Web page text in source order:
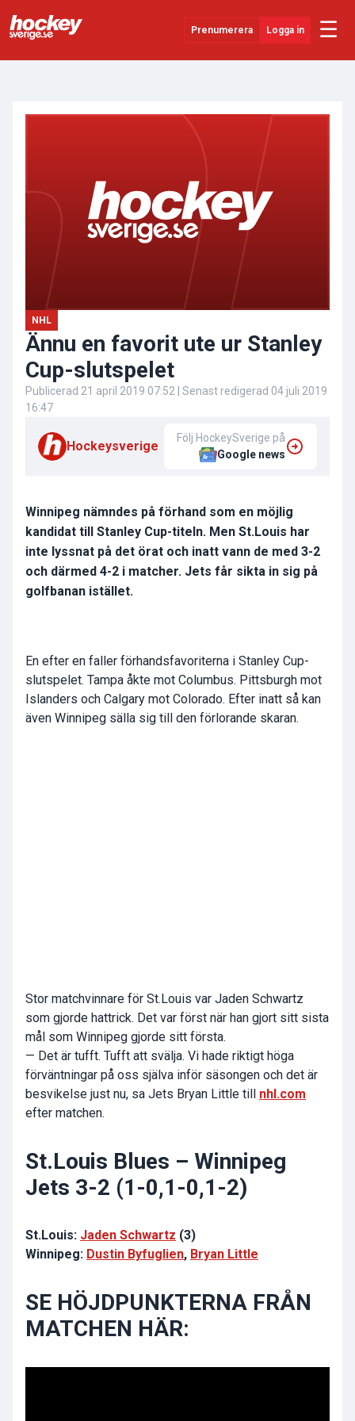
Prenumerera Logga in ☰
NHL
Ännu en favorit ute ur Stanley
Cup-slutspelet
Publicerad 21 april 2019 07:52 | Senast redigerad 04 juli 2019
16:47
Hockeysverige
Följ HockeySverige på
Google news
Winnipeg nämndes på förhand som en möjlig
kandidat till Stanley Cup-titeln. Men St.Louis har
inte lyssnat på det örat och inatt vann de med 3-2
och därmed 4-2 i matcher. Jets får sikta in sig på
golfbanan istället.
En efter en faller förhandsfavoriterna i Stanley Cup-
slutspelet. Tampa åkte mot Columbus. Pittsburgh mot
Islanders och Calgary mot Colorado. Efter inatt så kan
även Winnipeg sälla sig till den förlorande skaran.
Stor matchvinnare för St.Louis var Jaden Schwartz
som gjorde hattrick. Det var först när han gjort sitt sista
mål som Winnipeg gjorde sitt första.
— Det är tufft. Tufft att svälja. Vi hade riktigt höga
förväntningar på oss själva inför säsongen och det är
besvikelse just nu, sa Jets Bryan Little till nhl.com
efter matchen.
St.Louis Blues – Winnipeg
Jets 3-2 (1-0,1-0,1-2)
St.Louis: Jaden Schwartz (3)
Winnipeg: Dustin Byfuglien, Bryan Little
SE HÖJDPUNKTERNA FRÅN
MATCHEN HÄR: